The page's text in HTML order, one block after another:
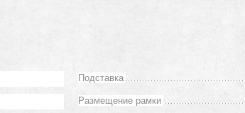
Подставка
Размещение рамки